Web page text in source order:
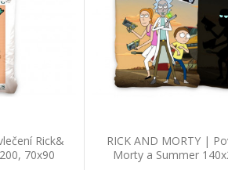
RICK AND MORTY | Povlečení
1 898,00Kč
Rick&
70x90
RICK AND MORTY |
Morty a Summer